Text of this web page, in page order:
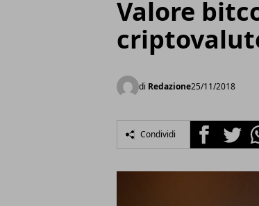
Valore
di Redazione25/11/2018
Condividi FacebookTwitter